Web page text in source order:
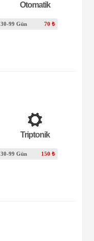
Otomatik
30-99 Gün 70 ₺
Triptonik
30-99 Gün 150 ₺